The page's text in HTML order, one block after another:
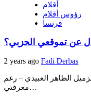
أقلام
رؤوس أقلام
فرنسا
عن تموقعي الحزبي؟
2 years ago Fadi Derbas
الطاهر العبيدي – رغم
معرفتي…